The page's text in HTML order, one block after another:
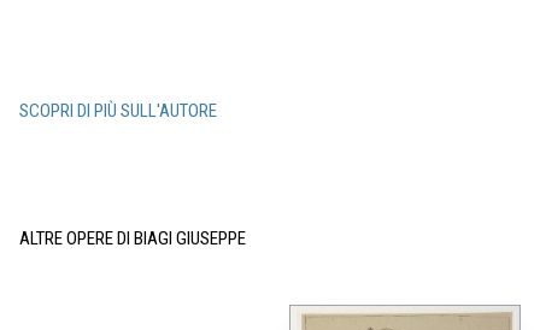
SCOPRI DI PIÙ SULL'AUTORE
ALTRE OPERE DI BIAGI GIUSEPPE